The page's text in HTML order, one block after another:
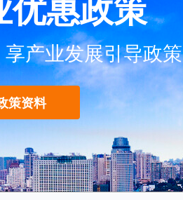
产业发展引导政策
策资料